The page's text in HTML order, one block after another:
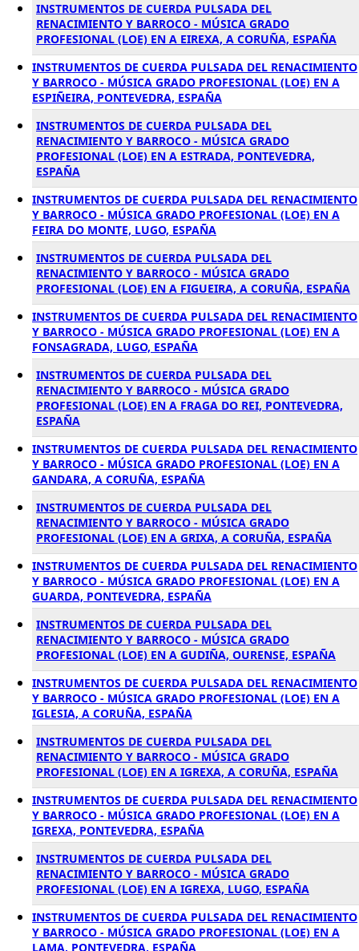
INSTRUMENTOS DE CUERDA PULSADA DEL
RENACIMIENTO Y BARROCO - MÚSICA GRADO
PROFESIONAL (LOE) EN A EIREXA, A CORUÑA, ESPAÑA
INSTRUMENTOS DE CUERDA PULSADA DEL RENACIMIENTO
Y BARROCO - MÚSICA GRADO PROFESIONAL (LOE) EN A
ESPIÑEIRA, PONTEVEDRA, ESPAÑA
INSTRUMENTOS DE CUERDA PULSADA DEL
RENACIMIENTO Y BARROCO - MÚSICA GRADO
PROFESIONAL (LOE) EN A ESTRADA, PONTEVEDRA,
ESPAÑA
INSTRUMENTOS DE CUERDA PULSADA DEL RENACIMIENTO
Y BARROCO - MÚSICA GRADO PROFESIONAL (LOE) EN A
FEIRA DO MONTE, LUGO, ESPAÑA
INSTRUMENTOS DE CUERDA PULSADA DEL
RENACIMIENTO Y BARROCO - MÚSICA GRADO
PROFESIONAL (LOE) EN A FIGUEIRA, A CORUÑA, ESPAÑA
INSTRUMENTOS DE CUERDA PULSADA DEL RENACIMIENTO
Y BARROCO - MÚSICA GRADO PROFESIONAL (LOE) EN A
FONSAGRADA, LUGO, ESPAÑA
INSTRUMENTOS DE CUERDA PULSADA DEL
RENACIMIENTO Y BARROCO - MÚSICA GRADO
PROFESIONAL (LOE) EN A FRAGA DO REI, PONTEVEDRA,
ESPAÑA
INSTRUMENTOS DE CUERDA PULSADA DEL RENACIMIENTO
Y BARROCO - MÚSICA GRADO PROFESIONAL (LOE) EN A
GANDARA, A CORUÑA, ESPAÑA
INSTRUMENTOS DE CUERDA PULSADA DEL
RENACIMIENTO Y BARROCO - MÚSICA GRADO
PROFESIONAL (LOE) EN A GRIXA, A CORUÑA, ESPAÑA
INSTRUMENTOS DE CUERDA PULSADA DEL RENACIMIENTO
Y BARROCO - MÚSICA GRADO PROFESIONAL (LOE) EN A
GUARDA, PONTEVEDRA, ESPAÑA
INSTRUMENTOS DE CUERDA PULSADA DEL
RENACIMIENTO Y BARROCO - MÚSICA GRADO
PROFESIONAL (LOE) EN A GUDIÑA, OURENSE, ESPAÑA
INSTRUMENTOS DE CUERDA PULSADA DEL RENACIMIENTO
Y BARROCO - MÚSICA GRADO PROFESIONAL (LOE) EN A
IGLESIA, A CORUÑA, ESPAÑA
INSTRUMENTOS DE CUERDA PULSADA DEL
RENACIMIENTO Y BARROCO - MÚSICA GRADO
PROFESIONAL (LOE) EN A IGREXA, A CORUÑA, ESPAÑA
INSTRUMENTOS DE CUERDA PULSADA DEL RENACIMIENTO
Y BARROCO - MÚSICA GRADO PROFESIONAL (LOE) EN A
IGREXA, PONTEVEDRA, ESPAÑA
INSTRUMENTOS DE CUERDA PULSADA DEL
RENACIMIENTO Y BARROCO - MÚSICA GRADO
PROFESIONAL (LOE) EN A IGREXA, LUGO, ESPAÑA
INSTRUMENTOS DE CUERDA PULSADA DEL RENACIMIENTO
Y BARROCO - MÚSICA GRADO PROFESIONAL (LOE) EN A
LAMA, PONTEVEDRA, ESPAÑA